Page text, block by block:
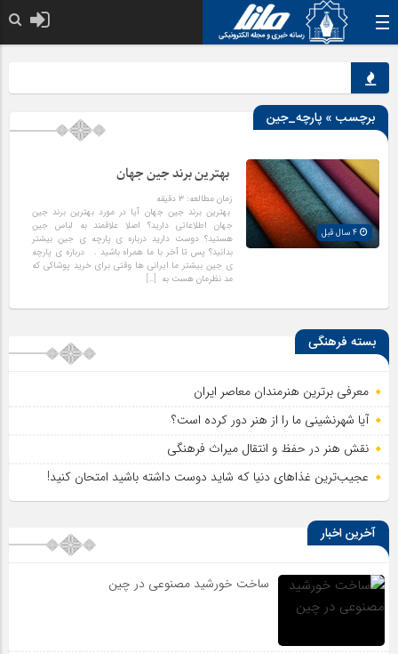
برچسب » پارچه_جین
بهترین برند جین جهان
زمان مطالعه:۳ دقیقه
بهترین برند جین جهان آیا در مورد بهترین برند جین
جهان اطلاعاتی دارید؟ اصلا علاقمند به لباس جین
هستید؟ دوست دارید درباره ی پارچه ی جین بیشتر
بدانید؟ پس تا آخر با ما همراه باشید . درباره ی پارچه
ی جین بیشتر ما ایرانی ها وقتی برای خرید پوشاکی که
مد نظرمان هست به […]
بسته فرهنگی
معرفی برترین هنرمندان معاصر ایران
آیا شهرنشینی ما را از هنر دور کرده است؟
نقش هنر در حفظ و انتقال میراث فرهنگی
عجیب‌ترین غذاهای دنیا که شاید دوست داشته باشید امتحان کنید!
آخرین اخبار
ساخت خورشید مصنوعی در چین